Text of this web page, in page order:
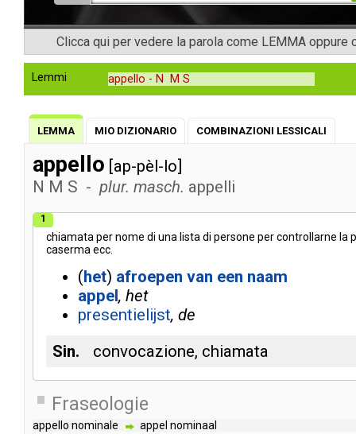
Clicca qui per vedere la parola come LEMMA oppure
Lemmi appello - N M S
LEMMA MIO DIZIONARIO COMBINAZIONI LESSICALI
appello [ap-pèl-lo]
N M S - plur. masch. appelli
1
chiamata pernome di una lista di persone percontrollarne la
caserma ecc
(het) afroepen van een naam
appel het
presentielijst de
Sin.
convocazione, chiamata
Fraseologie
appello nominale appel nominaal